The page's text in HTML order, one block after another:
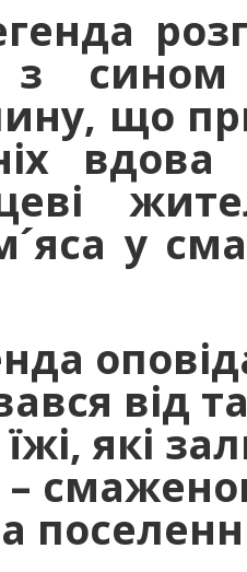
сином
що
вдова
у
від
які